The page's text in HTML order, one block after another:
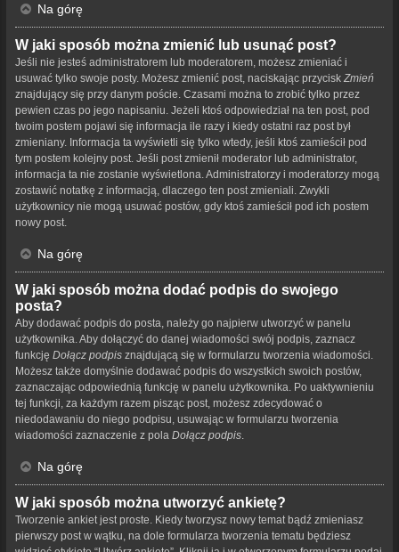
Na górę
W jaki sposób można zmienić lub usunąć post?
Jeśli nie jesteś administratorem lub moderatorem, możesz zmieniać i
usuwać tylko swoje posty. Możesz zmienić post, naciskając przycisk Zmień
znajdujący się przy danym poście. Czasami można to zrobić tylko przez
pewien czas po jego napisaniu. Jeżeli ktoś odpowiedział na ten post, pod
twoim postem pojawi się informacja ile razy i kiedy ostatni raz post był
zmieniany. Informacja ta wyświetli się tylko wtedy, jeśli ktoś zamieścił pod
tym postem kolejny post. Jeśli post zmienił moderator lub administrator,
informacja ta nie zostanie wyświetlona. Administratorzy i moderatorzy mogą
zostawić notatkę z informacją, dlaczego ten post zmieniali. Zwykli
użytkownicy nie mogą usuwać postów, gdy ktoś zamieścił pod ich postem
nowy post.
Na górę
W jaki sposób można dodać podpis do swojego
posta?
Aby dodawać podpis do posta, należy go najpierw utworzyć w panelu
użytkownika. Aby dołączyć do danej wiadomości swój podpis, zaznacz
funkcję Dołącz podpis znajdującą się w formularzu tworzenia wiadomości.
Możesz także domyślnie dodawać podpis do wszystkich swoich postów,
zaznaczając odpowiednią funkcję w panelu użytkownika. Po uaktywnieniu
tej funkcji, za każdym razem pisząc post, możesz zdecydować o
niedodawaniu do niego podpisu, usuwając w formularzu tworzenia
wiadomości zaznaczenie z pola Dołącz podpis
Na górę
W jaki sposób można utworzyć ankietę?
Tworzenie ankiet jest proste. Kiedy tworzysz nowy temat bądź zmieniasz
pierwszy post w wątku, na dole formularza tworzenia tematu będziesz